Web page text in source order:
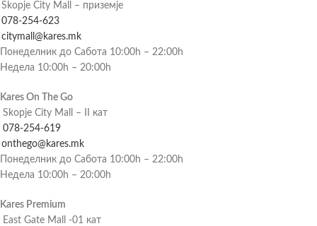
Skopje City Mall – приземје
078-254-623
citymall@kares.mk
Понеделник до Сабота 10:00h – 22:00h
Недела 10:00h – 20:00h
Kares On The Go
Skopje City Mall – II кат
078-254-619
onthego@kares.mk
Понеделник до Сабота 10:00h – 22:00h
Недела 10:00h – 20:00h
Kares Premium
East Gate Mall -01 кат